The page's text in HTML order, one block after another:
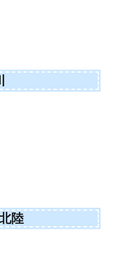
陸